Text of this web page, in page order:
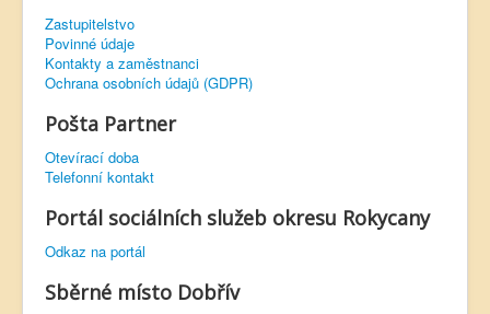
Zastupitelstvo
Povinné údaje
Kontakty a zaměstnanci
Ochrana osobních údajů (GDPR)
Pošta Partner
Otevírací doba
Telefonní kontakt
Portál sociálních služeb okresu Rokycany
Odkaz na portál
Sběrné místo Dobřív